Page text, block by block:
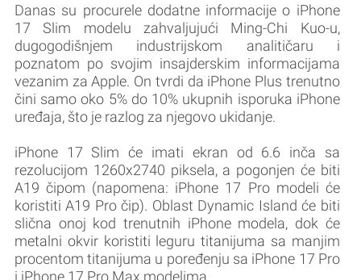
Danas su procurele dodatne informacije o iPhone
17 Slim modelu zahvaljujući Ming-Chi Kuo-u,
dugogodišnjem industrijskom analitičaru i
poznatom po svojim insajderskim informacijama
vezanim za Apple. On tvrdi da iPhone Plus trenutno
čini samo oko 5% do 10% ukupnih isporuka iPhone
uređaja, što je razlog za njegovo ukidanje.
iPhone 17 Slim će imati ekran od 6.6 inča sa
rezolucijom 1260x2740 piksela, a pogonjen će biti
A19 čipom (napomena: iPhone 17 Pro modeli će
koristiti A19 Pro čip). Oblast Dynamic Island će biti
slična onoj kod trenutnih iPhone modela, dok će
metalni okvir koristiti leguru titanijuma sa manjim
procentom titanijuma u poređenju sa iPhone 17 Pro
i iPhone 17 Pro Max modelima.